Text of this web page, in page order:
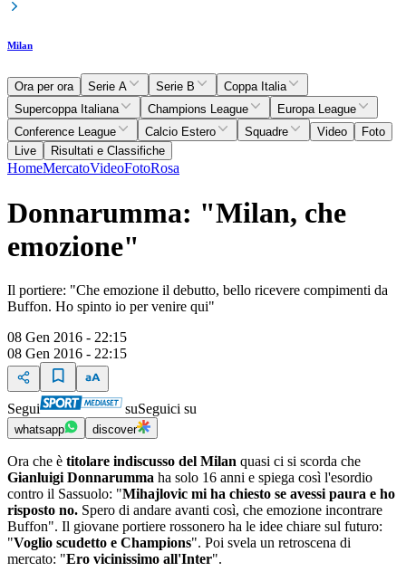
Milan
Ora per ora Serie A Serie B
Coppa Italia
Supercoppa Italiana
Champions League
Europa League
Conference League
Calcio Estero Squadre Video
Foto
Live
Risultati e Classifiche
HomeMercatoVideoFotoRosa
Donnarumma: "Milan, che
emozione"
Il portiere: "Che emozione il debutto, bello ricevere compimenti da
Buffon. Ho spinto io per venire qui"
08 Gen 2016 - 22:15
08 Gen 2016 - 22:15
Segui suSeguici su
whatsapp discover
Ora che è titolare indiscusso del Milan quasi ci si scorda che
Gianluigi Donnarumma ha solo 16 anni e spiega così l'esordio
contro il Sassuolo: "Mihajlovic mi ha chiesto se avessi paura e ho
risposto no. Spero di andare avanti così, che emozione incontrare
Buffon". Il giovane portiere rossonero ha le idee chiare sul futuro:
"Voglio scudetto e Champions". Poi svela un retroscena di
mercato: "Ero vicinissimo all'Inter".